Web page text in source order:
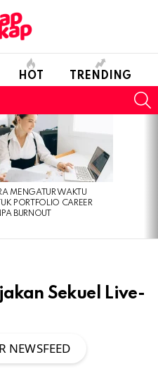
HOT TRENDING
MENGATUR WAKTU
PORTFOLIO CAREER
BURNOUT
Sekuel Live-
NEWSFEED